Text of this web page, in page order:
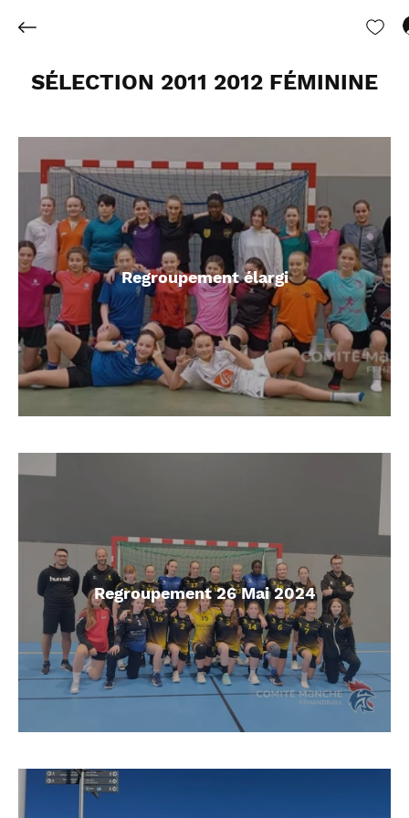
Regroupement élargi
Regroupement 26 Mai 2024
SÉLECTION 2011 2012 FÉMININE